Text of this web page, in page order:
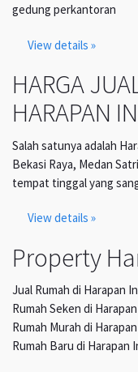
gedung perkantoran
View details »
HARGA
HARAPAN
Salah satunya adalah
Bekasi Raya, Medan
tempat tinggal yang
View details »
Property
Jual Rumah di Harapan
Rumah Seken di
Rumah Murah di
Rumah Baru di Harapan